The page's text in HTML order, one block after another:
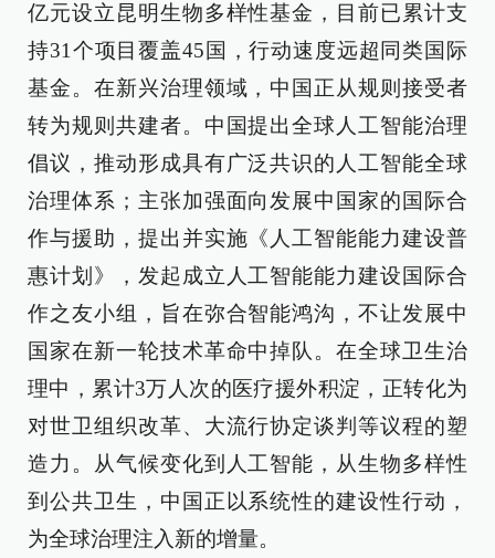
亿元设立昆明生物多样性基金，目前已累计支
持31个项目覆盖45国，行动速度远超同类国际
基金。在新兴治理领域，中国正从规则接受者
转为规则共建者。中国提出全球人工智能治理
倡议，推动形成具有广泛共识的人工智能全球
治理体系；主张加强面向发展中国家的国际合
作与援助，提出并实施《人工智能能力建设普
惠计划》，发起成立人工智能能力建设国际合
作之友小组，旨在弥合智能鸿沟，不让发展中
国家在新一轮技术革命中掉队。在全球卫生治
理中，累计3万人次的医疗援外积淀，正转化为
对世卫组织改革、大流行协定谈判等议程的塑
造力。从气候变化到人工智能，从生物多样性
到公共卫生，中国正以系统性的建设性行动，
为全球治理注入新的增量。